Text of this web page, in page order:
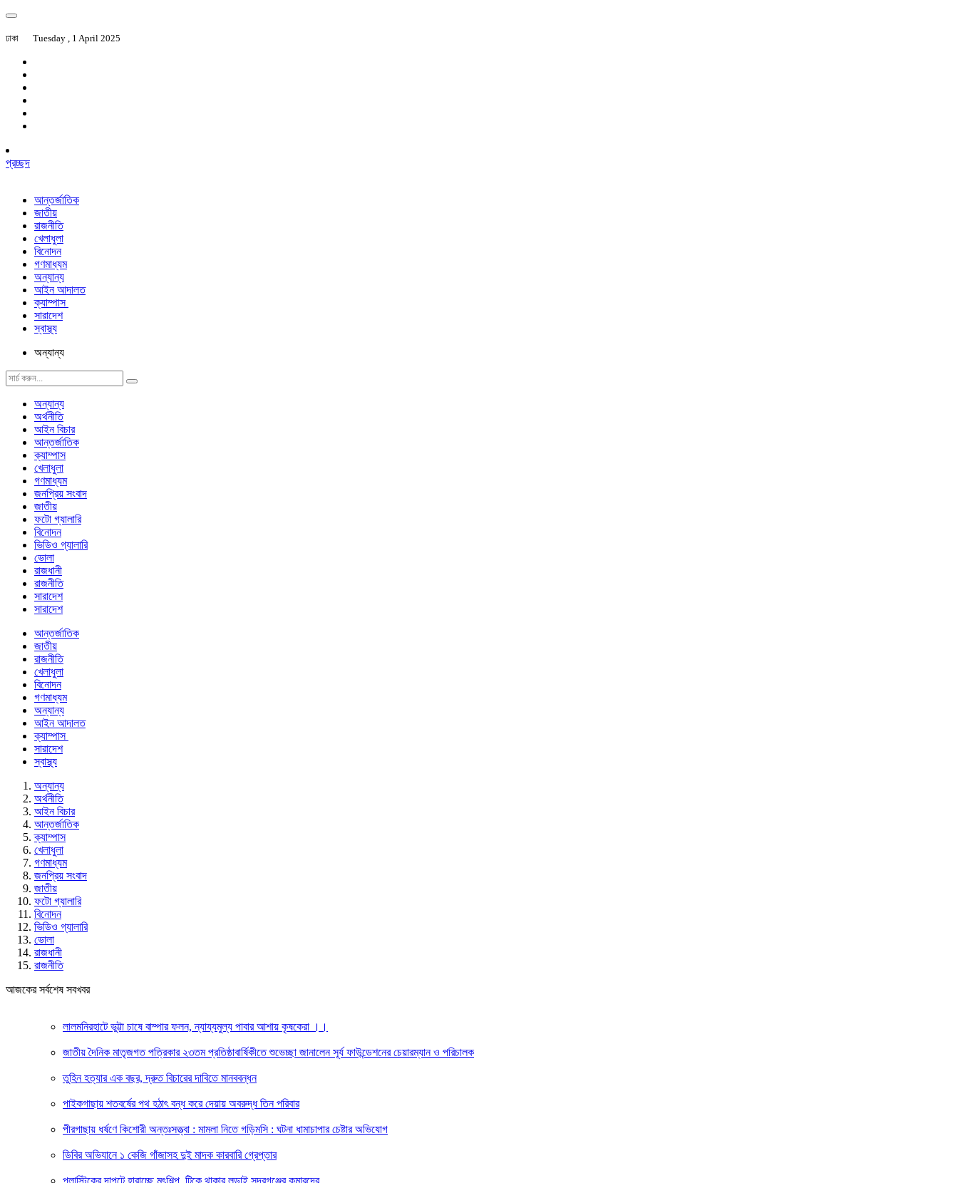
ঢাকা Tuesday , 1 April 2025
প্রচ্ছদ
আন্তর্জাতিক
জাতীয়
রাজনীতি
খেলাধুলা
বিনোদন
গণমাধ্যম
অন্যান্য
আইন আদালত
ক্যাম্পাস
সারাদেশ
স্বাস্থ্য
অন্যান্য
অন্যান্য
অর্থনীতি
আইন বিচার
আন্তর্জাতিক
ক্যাম্পাস
খেলাধুলা
গণমাধ্যম
জনপ্রিয় সংবাদ
জাতীয়
ফটো গ্যালারি
বিনোদন
ভিডিও গ্যালারি
ভোলা
রাজধানী
রাজনীতি
সারাদেশ
সারাদেশ
আন্তর্জাতিক
জাতীয়
রাজনীতি
খেলাধুলা
বিনোদন
গণমাধ্যম
অন্যান্য
আইন আদালত
ক্যাম্পাস
সারাদেশ
স্বাস্থ্য
অন্যান্য
অর্থনীতি
আইন বিচার
আন্তর্জাতিক
ক্যাম্পাস
খেলাধুলা
গণমাধ্যম
জনপ্রিয় সংবাদ
জাতীয়
ফটো গ্যালারি
বিনোদন
ভিডিও গ্যালারি
ভোলা
রাজধানী
রাজনীতি
আজকের সর্বশেষ সবখবর
লালমনিরহাটে ভুট্টা চাষে বাম্পার ফলন, ন্যায্যমুল্য পাবার আশায় কৃষকেরা ।।
জাতীয় দৈনিক মাতৃজগত পত্রিকার ২৩তম প্রতিষ্ঠাবার্ষিকীতে শুভেচ্ছা জানালেন সূর্য ফাউন্ডেশনের চেয়ারম্যান ও পরিচালক
তুহিন হত্যার এক বছর, দ্রুত বিচারের দাবিতে মানববন্ধন
পাইকগাছায় শতবর্ষের পথ হঠাৎ বন্ধ করে দেয়ায় অবরুদ্ধ তিন পরিবার
পীরগাছায় ধর্ষণে কিশোরী অন্তঃসত্ত্বা : মামলা নিতে গড়িমসি : ঘটনা ধামাচাপার চেষ্টার অভিযোগ
ডিবির অভিযানে ১ কেজি গাঁজাসহ দুই মাদক কারবারি গ্রেপ্তার
প্লাস্টিকের দাপটে হারাচ্ছে মৃৎশিল্প, টিকে থাকার লড়াই সুন্দরগঞ্জের কুমারদের